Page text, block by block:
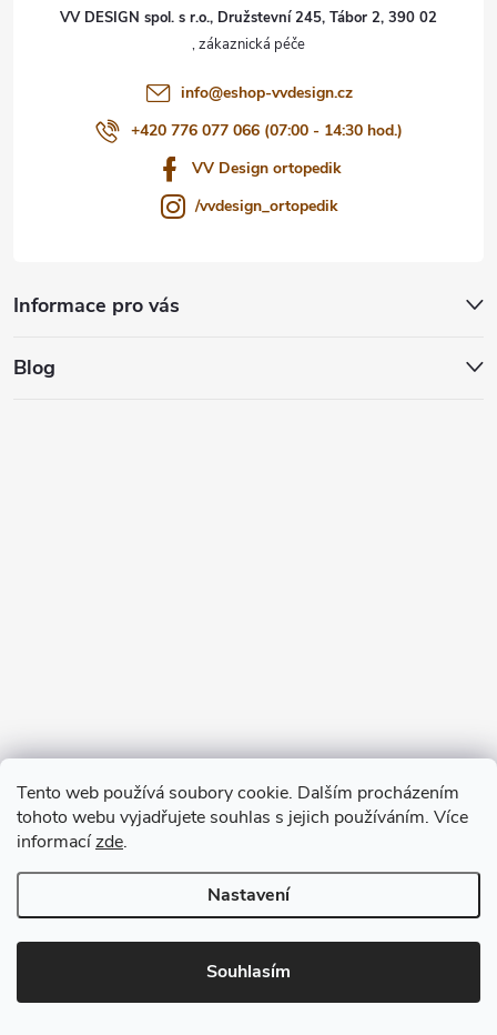
Tento web používá soubory cookie. Dalším procházením
tohoto webu vyjadřujete souhlas s jejich používáním. Více
informacízde.
Nastavení
Souhlasím
VV DESIGN spol. s r.o., Družstevní 245, Tábor 2, 390 02
info@eshop-vvdesign.cz
+420 776 077 066 (07:00 - 14:30 hod.)
VV Design ortopedik
/vvdesign_ortopedik
Informace pro vás
Blog
Copyright 2026VV DESIGN. Všechna práva vyhrazena.Upravit
nastavení cookies